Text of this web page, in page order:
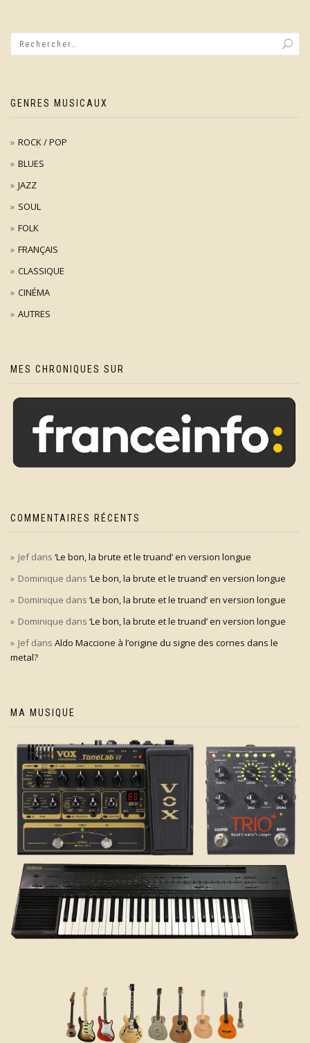
GENRES MUSICAUX
ROCK / POP
BLUES
JAZZ
SOUL
FOLK
FRANÇAIS
CLASSIQUE
CINÉMA
AUTRES
MES CHRONIQUES SUR
COMMENTAIRES RÉCENTS
Jefdans ‘Le bon, la brute et le truand’ en version longue
Dominique dans ‘Le bon, la brute et le truand’ en version longue
Dominique dans ‘Le bon, la brute et le truand’ en version longue
Dominique dans ‘Le bon, la brute et le truand’ en version longue
Jefdans Aldo Maccione à l’origine du signe des cornes dans le
metal?
MA MUSIQUE